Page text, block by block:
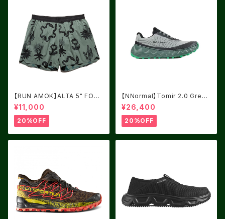
【RUN AMOK】ALTA 5" FORE
ST
¥11,000
20%OFF
【NNormal】Tomir 2.0 Green
USM8.0/UK7.5
¥26,400
20%OFF